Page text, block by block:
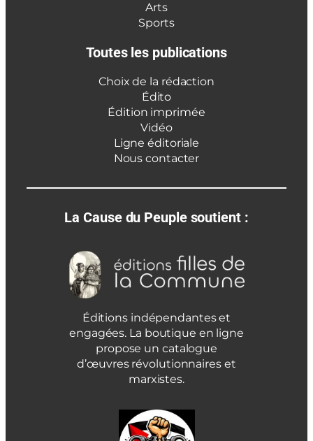
Arts
Sports
Toutes les publications
Choix de la rédaction
Édito
Édition imprimée
Vidéo
Ligne éditoriale
Nous contacter
La Cause du Peuple soutient :
Éditions indépendantes et
engagées. La boutique en ligne
propose un catalogue
d’œuvres révolutionnaires et
marxistes.